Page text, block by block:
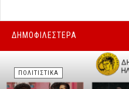
ΔΗΜΟΦΙΛΕΣΤΕΡΑ
ΠΟΛΙΤΙΣΤΙΚΑ